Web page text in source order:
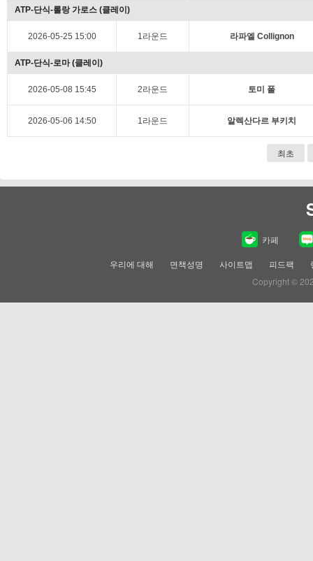
ATP-단식-롤랑 가로스 (클레이)
2026-05-25 15:00 1라운드 라파엘 Collignon
ATP-단식-로마 (클레이)
2026-05-08 15:45 2라운드 토미 폴
2026-05-06 14:50 1라운드 알렉산다르 부키치
최초
카페
우리에 대해 면책성명 사이트맵 피드팩
Copyright ©